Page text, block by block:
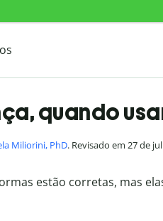
quando
Miliorini, PhD. Revisado em 27 de
estão corretas, mas